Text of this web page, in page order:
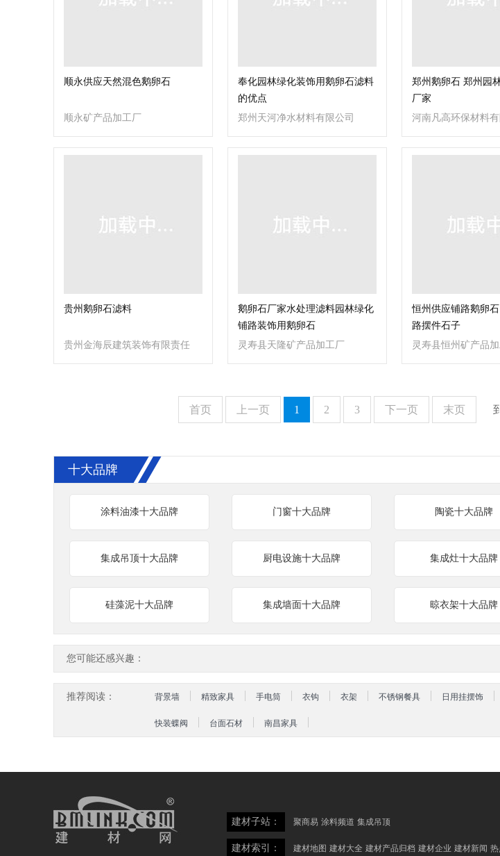
顺永供应天然混色鹅卵石
顺永矿产品加工厂
奉化园林绿化装饰用鹅卵石滤料
的优点
郑州天河净水材料有限公司
郑州鹅卵石 郑州园
厂家
河南凡高环保材料有
贵州鹅卵石滤料
贵州金海辰建筑装饰有限责任
公司
鹅卵石厂家水处理滤料园林绿化
铺路装饰用鹅卵石
灵寿县天隆矿产品加工厂
恒州供应铺路鹅卵
路摆件石子
灵寿县恒州矿产品
首页 上一页 1 2 3 下一页 末页
十大品牌
涂料油漆十大品牌 门窗十大品牌 陶瓷十大品牌
集成吊顶十大品牌 厨电设施十大品牌 集成灶十大品牌
硅藻泥十大品牌 集成墙面十大品牌 晾衣架十大品牌
您可能还感兴趣：
推荐阅读： 背景墙 精致家具 手电筒 衣钩 衣架 不锈钢餐具 日用挂摆饰
快装蝶阀 台面石材 南昌家具
建材子站： 聚商易 涂料频道 集成吊顶
建材索引： 建材地图 建材大全 建材产品归档 建材企业 建材新闻